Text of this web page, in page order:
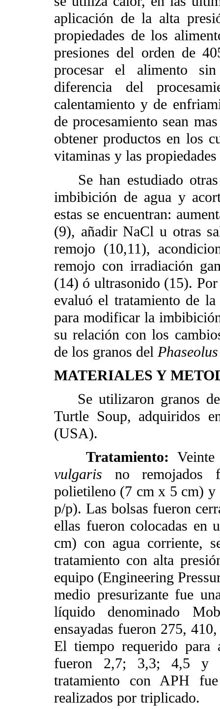
aplicación de la alta
propiedades de los
presiones del orden de
procesar el alimento
diferencia del
calentamiento y de
de procesamiento sean
obtener productos en los
vitaminas y las
Se han estudiado
imbibición de agua y
estas se encuentran:
(9), añadir NaCl u otras
remojo (10,11),
remojo con irradiación
(14) ó ultrasonido (15). Por
evaluó el tratamiento de
para modificar la
su relación con los
de los granos del
MATERIALES Y
Se utilizaron granos
Turtle Soup, adquiridos
(USA).
Tratamiento:
vulgaris no remojados
polietileno (7 cm x 5 cm) y
p/p). Las bolsas fueron
ellas fueron colocadas en
cm) con agua corriente,
tratamiento con alta
equipo (Engineering
medio presurizante fue
líquido denominado
ensayadas fueron 275,
El tiempo requerido para
fueron 2,7; 3,3; 4,5 y
tratamiento con APH
realizados por triplicado.